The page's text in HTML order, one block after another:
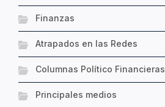
Finanzas
Atrapados en las Redes
Columnas Político Financieras
Principales medios